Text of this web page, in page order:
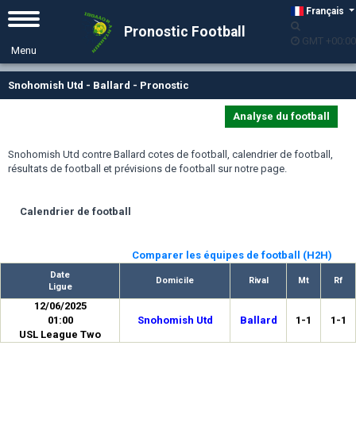
Français
GMT +00:00
Pronostic Football
Snohomish Utd - Ballard - Pronostic
Analyse du football
Snohomish Utd contre Ballard cotes de football, calendrier de football,
résultats de football et prévisions de football sur notre page.
Calendrier de football
Comparer les équipes de football (H2H)
Date
Ligue
Domicile Rival Mt Rf
12/06/2025
01:00
USL League Two
Snohomish Utd Ballard 1-1 1-1